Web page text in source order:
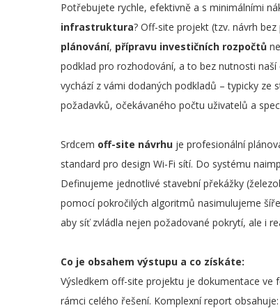
Potřebujete rychle, efektivně a s minimálními
infrastruktura? Off-site projekt (tzv. návrh
plánování, přípravu investičních rozpočtů
podklad pro rozhodování, a to bez nutnosti
vychází z vámi dodaných podkladů – typicky ze
požadavků, očekávaného počtu uživatelů a
Srdcem off-site návrhu je profesionální
standard pro design Wi-Fi sítí. Do systému
Definujeme jednotlivé stavební překážky
pomocí pokročilých algoritmů nasimulujeme
aby síť zvládla nejen požadované pokrytí, ale i
Co je obsahem výstupu a co získáte:
Výsledkem off-site projektu je dokumentace
rámci celého řešení. Komplexní report obsahuje: